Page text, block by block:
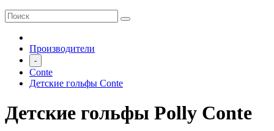
Производители
-
Conte
Детские гольфы Conte
Детские гольфы Polly Conte